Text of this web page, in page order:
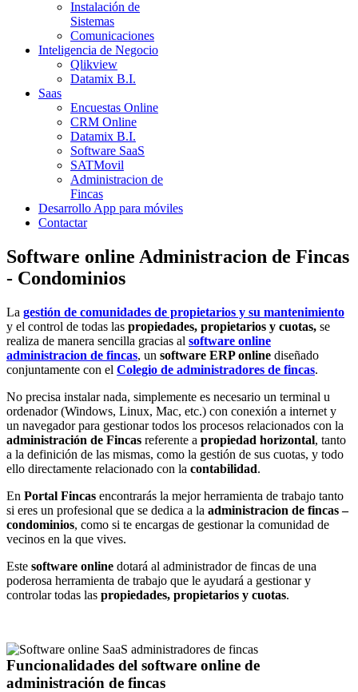
Instalación de
Sistemas
Comunicaciones
Inteligencia de Negocio
Qlikview
Datamix B.I.
Saas
Encuestas Online
CRM Online
Datamix B.I.
Software SaaS
SATMovil
Administracion de
Fincas
Desarrollo App para móviles
Contactar
Software online Administracion de Fincas
- Condominios
La gestión de comunidades de propietarios y su mantenimiento
y el control de todas las propiedades, propietarios y cuotas, se
realiza de manera sencilla gracias al software online
administracion de fincas, un software ERP online diseñado
conjuntamente con el Colegio de administradores de fincas.
No precisa instalar nada, simplemente es necesario un terminal u
ordenador (Windows, Linux, Mac, etc.) con conexión a internet y
un navegador para gestionar todos los procesos relacionados con la
administración de Fincas referente a propiedad horizontal, tanto
a la definición de las mismas, como la gestión de sus cuotas, y todo
ello directamente relacionado con la contabilidad.
En Portal Fincas encontrarás la mejorherramienta de trabajo tanto
si eres un profesional que se dedica a la administracion de fincas –
condominios, como si te encargas de gestionarla comunidad de
vecinos en la que vives.
Este software online dotará al administrador de fincas de una
poderosa herramienta de trabajo que le ayudará a gestionar y
controlar todas las propiedades, propietarios y cuotas.
Funcionalidades del software online de
administración de fincas